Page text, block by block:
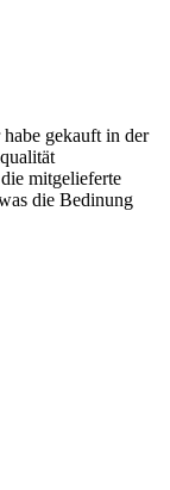
gekauft in der
mitgelieferte
die Bedinung